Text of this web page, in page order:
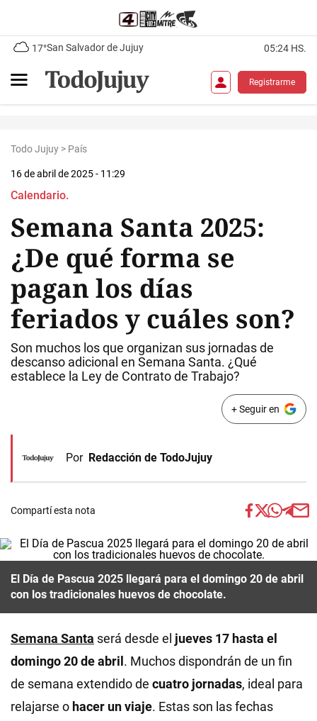
17°San Salvador de Jujuy 05:24 HS.
Registrarme
Todo Jujuy > País
16 de abril de 2025 - 11:29
Calendario.
Semana Santa 2025:
¿De qué forma se
pagan los días
feriados y cuáles son?
Son muchos los que organizan sus jornadas de
descanso adicional en Semana Santa. ¿Qué
establece la Ley de Contrato de Trabajo?
+ Seguir en
Por Redacción de TodoJujuy
Compartí esta nota
El Día de Pascua 2025 llegará para el domingo 20 de abril
con los tradicionales huevos de chocolate.
Semana Santa será desde el jueves 17 hasta el
domingo 20 de abril . Muchos dispondrán de un fin
de semana extendido de cuatro jornadas, ideal para
relajarse o hacer un viaje. Estas son las fechas